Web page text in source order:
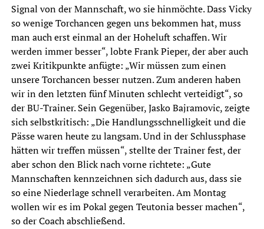
Signal von der Mannschaft, wo sie hinmöchte. Dass Vicky
so wenige Torchancen gegen uns bekommen hat, muss
man auch erst einmal an der Hoheluft schaffen. Wir
werden immer besser“, lobte Frank Pieper, der aber auch
zwei Kritikpunkte anfügte: „Wir müssen zum einen
unsere Torchancen besser nutzen. Zum anderen haben
wir in den letzten fünf Minuten schlecht verteidigt“, so
der BU-Trainer. Sein Gegenüber, Jasko Bajramovic, zeigte
sich selbstkritisch: „Die Handlungsschnelligkeit und die
Pässe waren heute zu langsam. Und in der Schlussphase
hätten wir treffen müssen“, stellte der Trainer fest, der
aber schon den Blick nach vorne richtete: „Gute
Mannschaften kennzeichnen sich dadurch aus, dass sie
so eine Niederlage schnell verarbeiten. Am Montag
wollen wir es im Pokal gegen Teutonia besser machen“,
so der Coach abschließend.